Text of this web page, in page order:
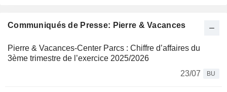
Communiqués de Presse: Pierre & Vacances
Pierre & Vacances-Center Parcs : Chiffre d’affaires du
3ème trimestre de l’exercice 2025/2026
23/07
BU